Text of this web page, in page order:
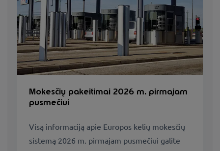
Mokesčių pakeitimai 2026 m. pirmajam
pusmečiui
Visą informaciją apie Europos kelių mokesčių
sistemą 2026 m. pirmajam pusmečiui galite